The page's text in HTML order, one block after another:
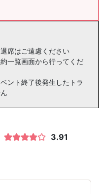
席はご遠慮ください
一覧画面から行ってくだ
ント終了後発生したトラ
3.91